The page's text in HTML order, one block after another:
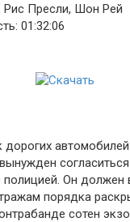
Пресли, Шон Рей
01:32:06
полицией. Он должен
порядка
сотен